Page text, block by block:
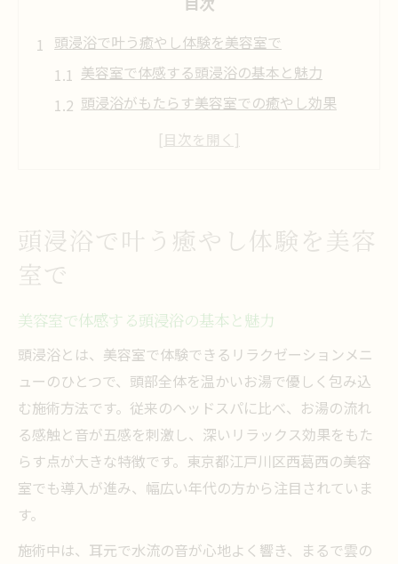
頭浸浴で叶う癒やし体験を美容室で
美容室で体感する頭浸浴の基本と魅力
頭浸浴がもたらす美容室での癒やし効果
美容室選びで頭浸浴を重視する理由とは
頭浸浴導入美容室の西葛西エリア最新傾向
専門店と美容室のサービス比較ポイント
美容室頭浸浴の安全性とリスク対策の実情
西葛西で人気の頭浸浴体験の流れと雰囲気
美容室選びで重視すべき頭浸浴の魅力
美容室の頭浸浴で得られる癒やし効果とは
頭浸浴導入美容室の選び方と専門性チェッ
ク
美容室で実感できる頭浸浴の髪質改善力
頭浸浴で叶う癒やし体験を美容
室で
美容室で体感する頭浸浴の基本と魅力
頭浸浴とは、美容室で体験できるリラクゼーションメニ
ューのひとつで、頭部全体を温かいお湯で優しく包み込
む施術方法です。従来のヘッドスパに比べ、お湯の流れ
る感触と音が五感を刺激し、深いリラックス効果をもた
らす点が大きな特徴です。東京都江戸川区西葛西の美容
室でも導入が進み、幅広い年代の方から注目されていま
す。
施術中は、耳元で水流の音が心地よく響き、まるで雲の